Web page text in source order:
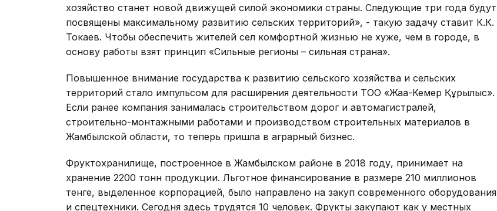
хозяйство станет новой движущей силой экономики страны. Следующие три года будут
посвящены максимальному развитию сельских территорий», - такую задачу ставит К.К.
Токаев. Чтобы обеспечить жителей сел комфортной жизнью не хуже, чем в городе, в
основу работы взят принцип «Сильные регионы – сильная страна».
Повышенное внимание государства к развитию сельского хозяйства и сельских
территорий стало импульсом для расширения деятельности ТОО «Жаңа-Кемер Құрылыс».
Если ранее компания занималась строительством дорог и автомагистралей,
строительно-монтажными работами и производством строительных материалов в
Жамбылской области, то теперь пришла в аграрный бизнес.
Фруктохранилище, построенное в Жамбылском районе в 2018 году, принимает на
хранение 2200 тонн продукции. Льготное финансирование в размере 210 миллионов
тенге, выделенное корпорацией, было направлено на закуп современного оборудования
и спецтехники. Сегодня здесь трудятся 10 человек. Фрукты закупают как у местных